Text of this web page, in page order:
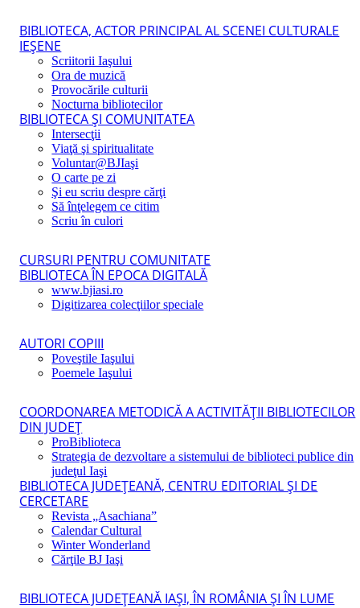
BIBLIOTECA, ACTOR PRINCIPAL AL SCENEI CULTURALE
IEŞENE
Scriitorii Iaşului
Ora de muzică
Provocările culturii
Nocturna bibliotecilor
BIBLIOTECA ŞI COMUNITATEA
Intersecţii
Viaţă şi spiritualitate
Voluntar@BJIaşi
O carte pe zi
Şi eu scriu despre cărţi
Să înţelegem ce citim
Scriu în culori
CURSURI PENTRU COMUNITATE
BIBLIOTECA ÎN EPOCA DIGITALĂ
www.bjiasi.ro
Digitizarea colecţiilor speciale
AUTORI COPIII
Poveştile Iaşului
Poemele Iaşului
COORDONAREA METODICĂ A ACTIVITĂŢII BIBLIOTECILOR
DIN JUDEŢ
ProBiblioteca
Strategia de dezvoltare a sistemului de biblioteci publice din
judeţul Iaşi
BIBLIOTECA JUDEŢEANĂ, CENTRU EDITORIAL ŞI DE
CERCETARE
Revista „Asachiana”
Calendar Cultural
Winter Wonderland
Cărţile BJ Iaşi
BIBLIOTECA JUDEŢEANĂ IAŞI, ÎN ROMÂNIA ŞI ÎN LUME